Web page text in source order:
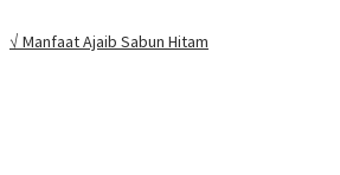
√ Manfaat Ajaib Sabun Hitam